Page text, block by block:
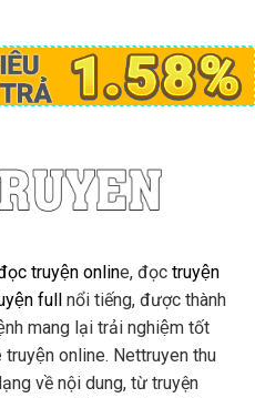
truyện online, đọc truyện
full nổi tiếng, được thành
mang lại trải nghiệm tốt
online. Nettruyen thu
về nội dung, từ truyện